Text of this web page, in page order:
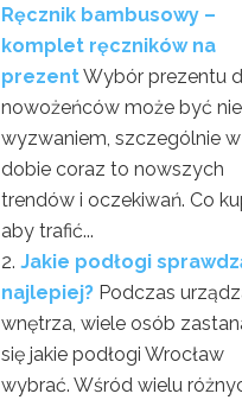
Ręcznik bambusowy –
komplet ręczników na
prezentWybór prezentu
nowożeńców może być
wyzwaniem, szczególnie w
dobie coraz to nowszych
trendów i oczekiwań. Co
aby trafić...
Jakie podłogi
najlepiej? Podczas
wnętrza, wiele osób
się jakie podłogi Wrocław
wybrać. Wśród wielu